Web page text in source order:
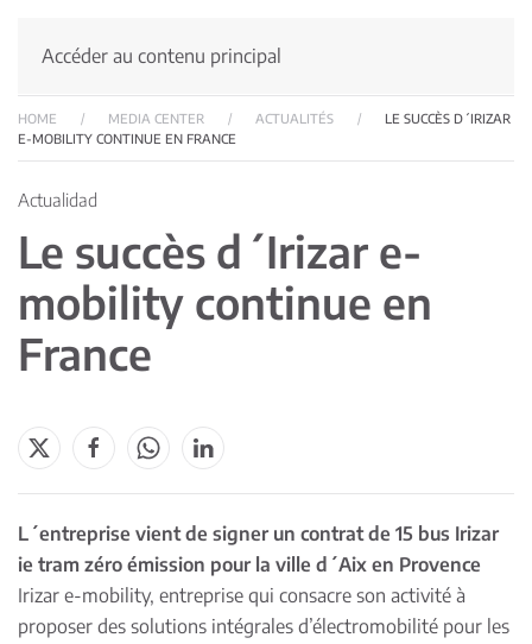
Accéder au contenu principal
HOME MEDIA CENTER ACTUALITÉS
LE SUCCÈS D´IRIZAR
E-MOBILITY CONTINUE EN FRANCE
Actualidad
Le succès d´Irizar e-
mobility continue en
France
L´entreprise vient de signer un contrat de 15 bus Irizar
ie tram zéro émission pour la ville d´Aix en Provence
Irizar e-mobility, entreprise qui consacre son activité à
proposer des solutions intégrales d’électromobilité pour les